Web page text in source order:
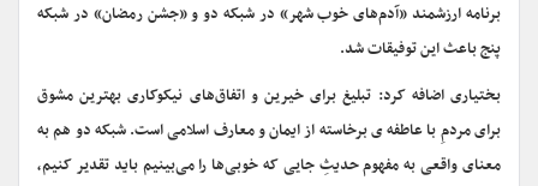
برنامه ارزشمند «آدم‌های خوب شهر» در شبکه دو و «جشن رمضان» در شبکه
پنج باعث این توفیقات شد.
بختیاری اضافه کرد: تبلیغ برای خیرین و اتفاق‌های نیکوکاری بهترین مشوق
برای مردمِ با عاطفه ی برخاسته از ایمان و معارف اسلامی است. شبکه دو هم به
معنای واقعی به مفهوم حدیثِ جایی که خوبی‌ها را می‌بینیم باید تقدیر کنیم،